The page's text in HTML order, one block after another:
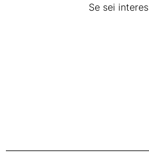
Se sei